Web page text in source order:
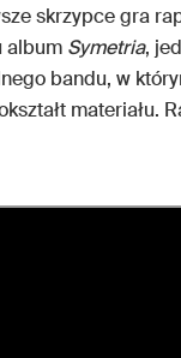
skrzypce gra
album Symetria,
bandu, w
materiału.